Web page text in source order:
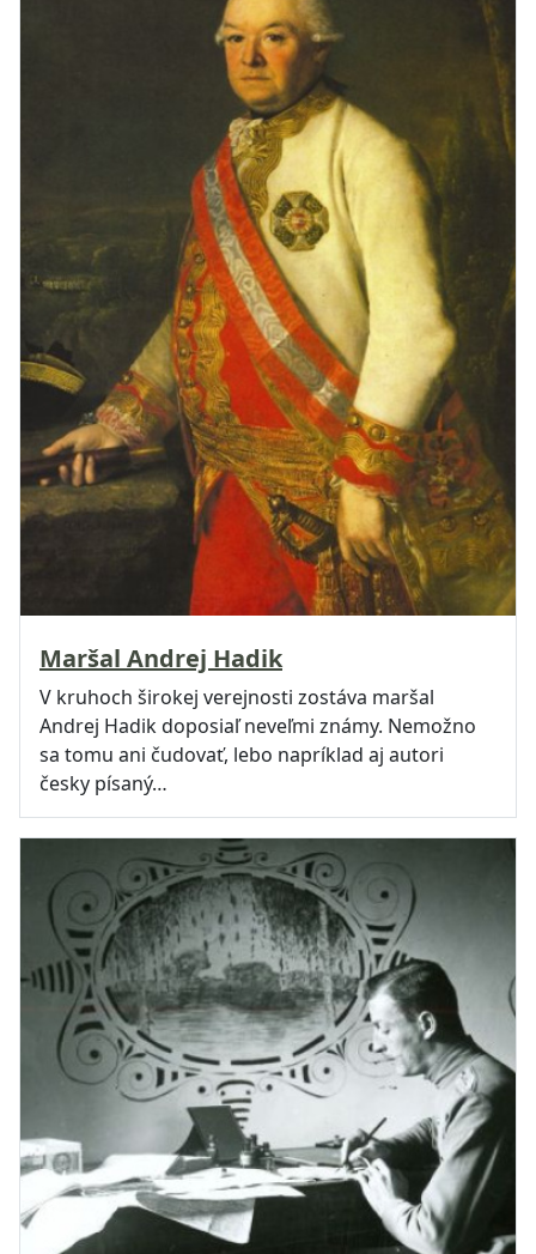
Maršal Andrej Hadik
V kruhoch širokej verejnosti zostáva maršal
Andrej Hadik doposiaľ neveľmi známy. Nemožno
sa tomu ani čudovať, lebo napríklad aj autori
česky písaný…